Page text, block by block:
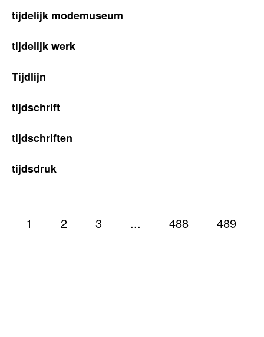
tijdelijk modemuseum
tijdelijk werk
Tijdlijn
tijdschrift
tijdschriften
tijdsdruk
1 2 3 ... 488 489